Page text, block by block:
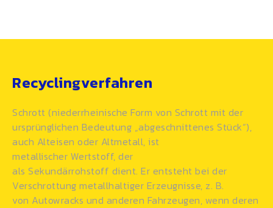
Recyclingverfahren
Schrott (niederrheinische Form von Schrott mit der
ursprünglichen Bedeutung „abgeschnittenes Stück“),
auch Alteisen oder Altmetall, ist
metallischer Wertstoff, der
als Sekundärrohstoff dient. Er entsteht bei der
Verschrottung metallhaltiger Erzeugnisse, z. B.
von Autowracks und anderen Fahrzeugen, wenn deren